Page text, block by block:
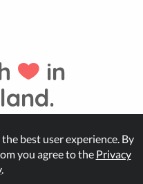
in
best user experience. By
you agree to the Privacy
.